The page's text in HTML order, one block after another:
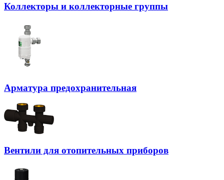
Коллекторы и коллекторные группы
Арматура предохранительная
Вентили для отопительных приборов